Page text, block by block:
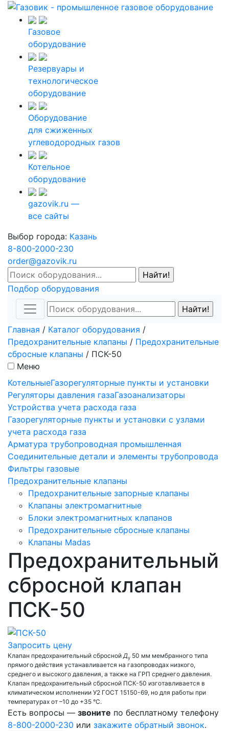
Газовое
оборудование
Резервуары и
технологическое
оборудование
Оборудование
для сжиженных
углеводородных газов
Котельное
оборудование
gazovik.ru —
все сайты
Выбор города: Казань
8-800-2000-230
order@gazovik.ru
Подбор оборудования
Главная / Каталог оборудования /
Предохранительные клапаны / Предохранительные
сбросные клапаны / ПСК-50
Меню
КотельныеГазорегуляторные пункты и установки
Регуляторы давления газаГазоанализаторы
Устройства учета расхода газа
Газорегуляторные пункты и установки с узлами
учета расхода газа
Арматура трубопроводная промышленная
Соединительные детали и элементы трубопровода
Фильтры газовые
Предохранительные клапаны
Предохранительные запорные клапаны
Клапаны электромагнитные
Блоки электромагнитных клапанов
Предохранительные сбросные клапаны
Клапаны Madas
Предохранительный
сбросной клапан
ПСК-50
Запросить цену
Клапан предохранительный сброснойДу 50 мм мембранного типа
прямого действия устанавливается на газопроводах низкого,
среднего и высокого давления, а также на ГРП среднего давления.
Клапан предохранительный сбросной ПСК-50 изготавливается в
климатическом исполнении У2 ГОСТ 15150-69, но для работы при
температурах от –10 до +35 °С.
Есть вопросы — звоните по бесплатному телефону
8-800-2000-230 или закажите обратный звонок.